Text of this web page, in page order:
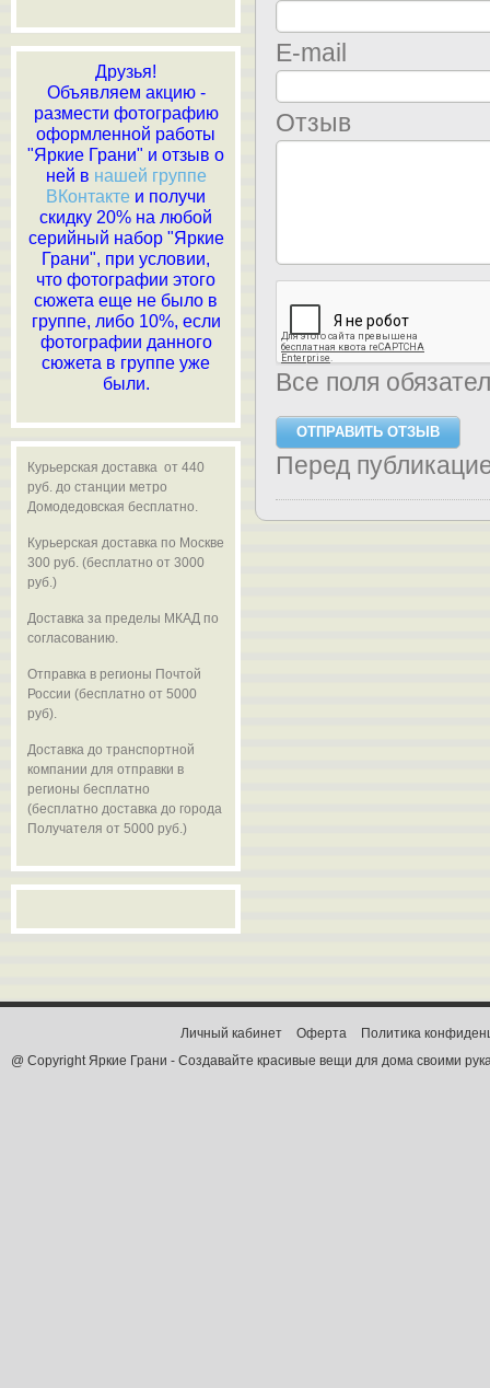
E-mail
Отзыв
Все поля
Перед
Друзья!
Объявляем акцию -
размести фотографию
оформленной работы
"Яркие Грани" и отзыв о
ней в нашей группе
ВКонтакте и получи
скидку 20% на любой
серийный набор "Яркие
Грани", при условии,
что фотографии этого
сюжета еще не было в
группе, либо 10%, если
фотографии данного
сюжета в группе уже
были.
Курьерская доставка от 440
руб. до станции метро
Домодедовская бесплатно.
Курьерская доставка по Москве
300 руб. (бесплатно от 3000
руб.)
Доставка за пределы МКАД по
согласованию.
Отправка в регионы Почтой
России (бесплатно от 5000
руб).
Доставка до транспортной
компании для отправки в
регионы бесплатно
(бесплатно доставка до города
Получателя от 5000 руб.)
@ Copyright Яркие Грани - Создавайте красивые вещи для дома своими
Личный кабинет Оферта Политика